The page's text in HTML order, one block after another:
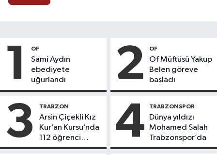
1 OF
Sami Aydın
ebediyete
uğurlandı
2 OF
Of Müftüsü Yakup
Belen göreve
başladı
3 TRABZON
Arsin Çiçekli Kız
Kur’an Kursu’nda
112 öğrenci
icazet aldı
4 TRABZONSPOR
Dünya yıldızı
Mohamed Salah
Trabzonspor’da